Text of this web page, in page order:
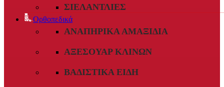
ΣΙΕΛΑΝΤΛΊΕΣ
Ορθοπεδικά
ΑΝΑΠΗΡΙΚΆ ΑΜΑΞΊΔΙΑ
ΑΞΕΣΟΥΆΡ ΚΛΙΝΏΝ
ΒΑΔΙΣΤΙΚΆ ΕΊΔΗ